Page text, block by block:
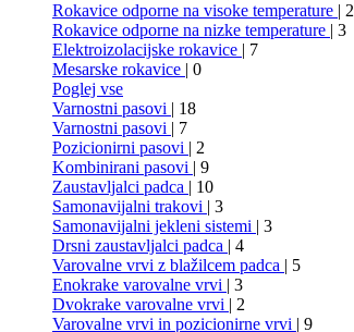
Rokavice odporne na visoke temperature | 2
Rokavice odporne na nizke temperature | 3
Elektroizolacijske rokavice | 7
Mesarske rokavice | 0
Poglej vse
Varnostni pasovi | 18
Varnostni pasovi | 7
Pozicionirni pasovi | 2
Kombinirani pasovi | 9
Zaustavljalci padca | 10
Samonavijalni trakovi | 3
Samonavijalni jekleni sistemi | 3
Drsni zaustavljalci padca | 4
Varovalne vrvi z blažilcem padca | 5
Enokrake varovalne vrvi | 3
Dvokrake varovalne vrvi | 2
Varovalne vrvi in pozicionirne vrvi | 9